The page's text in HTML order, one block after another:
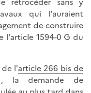
qui l'auraient
de construire
l'article 1594-0 G du
l'article 266 bis de
, la demande de